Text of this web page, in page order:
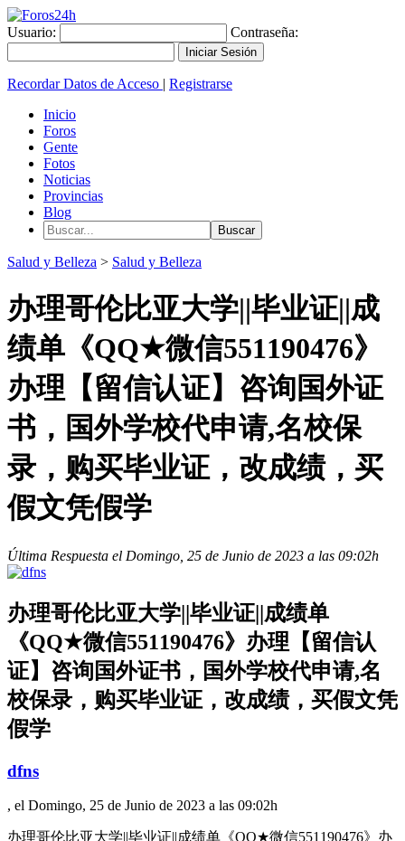
Usuario: Contraseña:
Recordar Datos de Acceso | Registrarse
Inicio
Foros
Gente
Fotos
Noticias
Provincias
Blog
Salud y Belleza > Salud y Belleza
办理哥伦比亚大学||毕业证||成
绩单《QQ★微信551190476》
办理【留信认证】咨询国外证
书，国外学校代申请,名校保
录，购买毕业证，改成绩，买
假文凭假学
Última Respuesta el Domingo, 25 de Junio de 2023 a las 09:02h
办理哥伦比亚大学||毕业证||成绩单
《QQ★微信551190476》办理【留信认
证】咨询国外证书，国外学校代申请,名
校保录，购买毕业证，改成绩，买假文凭
假学
dfns
, el Domingo, 25 de Junio de 2023 a las 09:02h
办理哥伦比亚大学||毕业证||成绩单《QQ★微信551190476》办